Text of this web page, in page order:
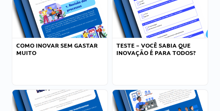
COMO INOVAR SEM GASTAR
MUITO
TESTE – VOCÊ SABIA QUE
INOVAÇÃO É PARA TODOS?